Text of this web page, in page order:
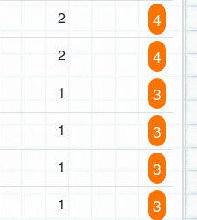
2 4
2 4
1 3
1 3
1 3
1 3